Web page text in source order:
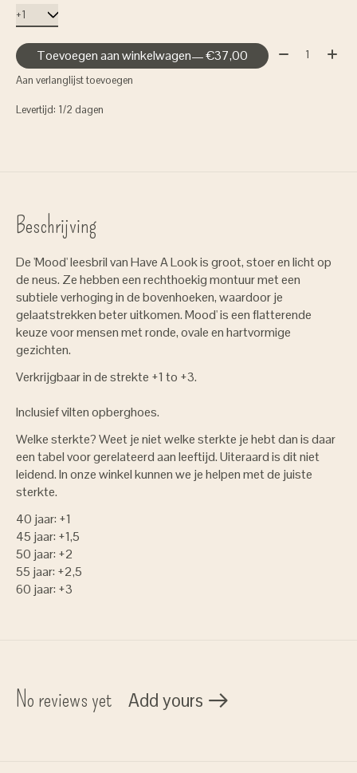
Toevoegen aan winkelwagen — €37,00 Aantal:
Aan verlanglijst toevoegen
Levertijd: 1/2 dagen
Beschrijving
De 'Mood' leesbril van Have A Look is groot, stoer en licht op
de neus. Ze hebben een rechthoekig montuur met een
subtiele verhoging in de bovenhoeken, waardoor je
gelaatstrekken beter uitkomen. Mood' is een flatterende
keuze voor mensen met ronde, ovale en hartvormige
gezichten.
Verkrijgbaar in de strekte +1 to +3.
Inclusief vilten opberghoes.
Welke sterkte? Weet je niet welke sterkte je hebt dan is daar
een tabel voor gerelateerd aan leeftijd. Uiteraard is dit niet
leidend. In onze winkel kunnen we je helpen met de juiste
sterkte.
40 jaar: +1
45 jaar: +1,5
50 jaar: +2
55 jaar: +2,5
60 jaar: +3
No reviews yet Add yours